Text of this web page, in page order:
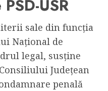
USR
sale din funcția
Național de
legal, susține
Județean
penală